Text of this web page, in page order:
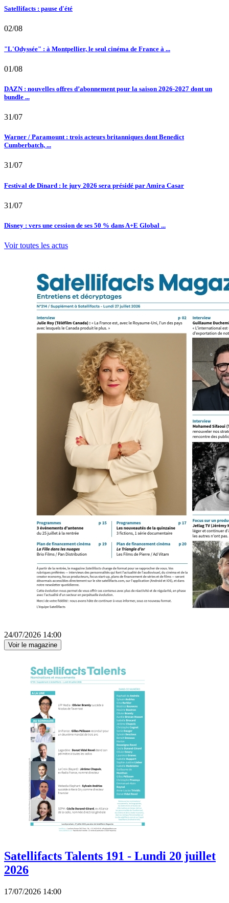
Satellifacts : pause d'été
02/08
"L'Odyssée" : à Montpellier, le seul cinéma de France à ...
01/08
DAZN : nouvelles offres d’abonnement pour la saison 2026-2027 dont un
bundle ...
31/07
Warner / Paramount : trois acteurs britanniques dont Benedict
Cumberbatch, ...
31/07
Festival de Dinard : le jury 2026 sera présidé par Amira Casar
31/07
Disney : vers une cession de ses 50 % dans A+E Global ...
Voir toutes les actus
24/07/2026 14:00
Voir le magazine
Satellifacts Talents 191 - Lundi 20 juillet
2026
17/07/2026 14:00